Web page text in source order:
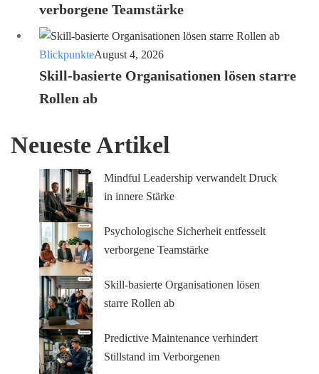
verborgene Teamstärke
BlickpunkteAugust 4, 2026
Skill-basierte Organisationen lösen starre
Rollen ab
Neueste Artikel
Mindful Leadership verwandelt Druck
in innere Stärke
Psychologische Sicherheit entfesselt
verborgene Teamstärke
Skill-basierte Organisationen lösen
starre Rollen ab
Predictive Maintenance verhindert
Stillstand im Verborgenen